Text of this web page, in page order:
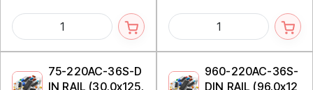
75-220AC-36S-D
IN RAIL (30.0x125.
960-220AC-36S-
DIN RAIL (96.0x12